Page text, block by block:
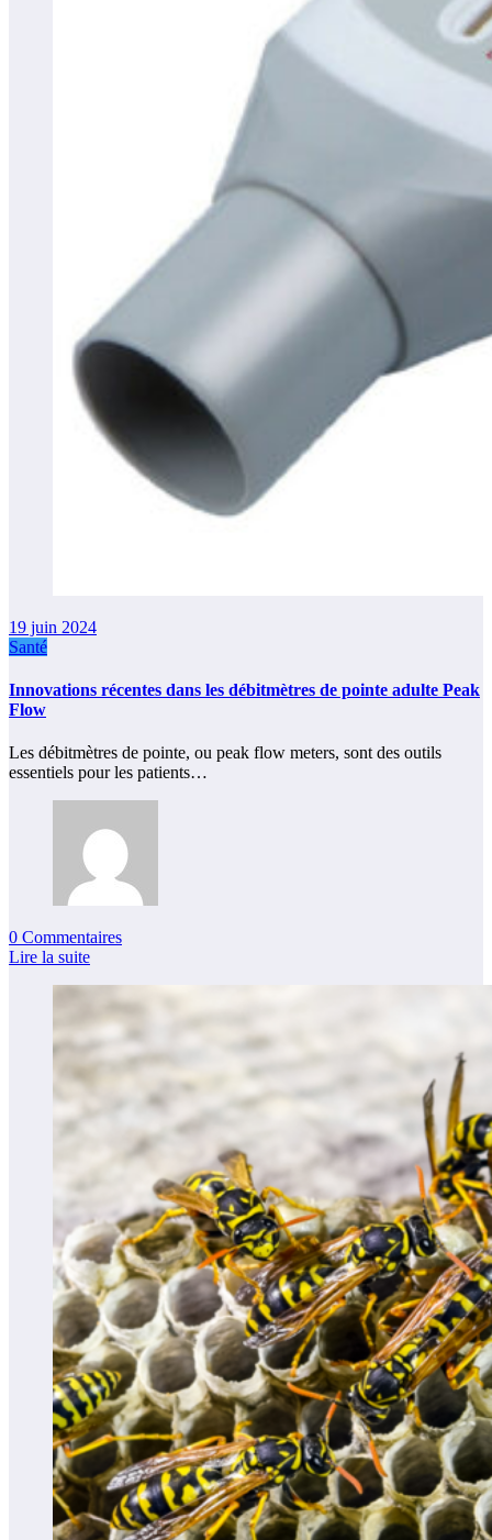
19 juin 2024
Santé
Innovations récentes dans les débitmètres de pointe adulte Peak
Flow
Les débitmètres de pointe, ou peak flow meters, sont des outils
essentiels pour les patients…
0 Commentaires
Lire la suite